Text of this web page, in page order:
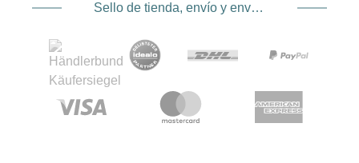
Sello de tienda, envío y envío. Proveedor de servicios de pago